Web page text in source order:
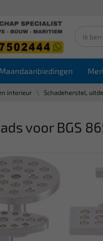
Maandaanbiedingen
interieur Schadeherstel,
voor BGS